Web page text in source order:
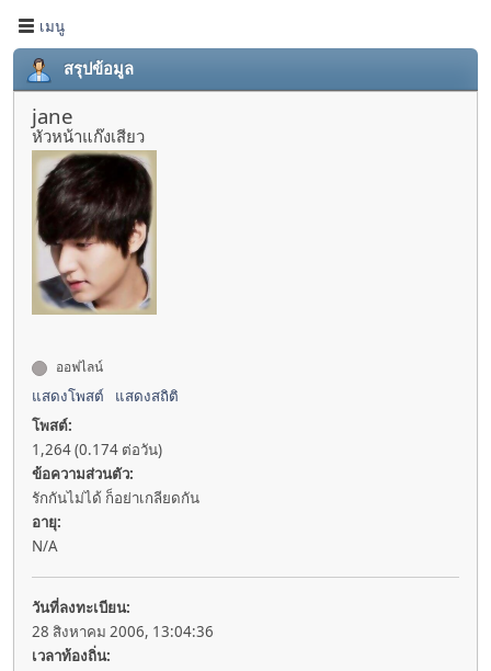
เมนู
สรุปข้อมูล
jane
หัวหน้าแก๊งเสียว
ออฟไลน์
แสดงโพสต์
แสดงสถิติ
โพสต์:
1,264 (0.174 ต่อวัน)
ข้อความส่วนตัว:
รักกันไม่ได้ ก็อย่าเกลียดกัน
อายุ:
N/A
วันที่ลงทะเบียน:
28 สิงหาคม 2006, 13:04:36
เวลาท้องถิ่น: